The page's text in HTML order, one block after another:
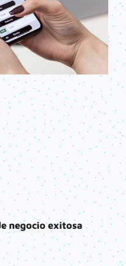
negocio exitosa